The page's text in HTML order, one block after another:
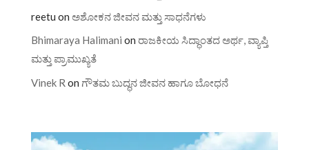
reetu on ಅಶೋಕನ ಜೀವನ ಮತ್ತು ಸಾಧನೆಗಳು
Bhimaraya Halimani on ರಾಜಕೀಯ ಸಿದ್ಧಾಂತದ ಅರ್ಥ, ವ್ಯಾಪ್ತಿ
ಮತ್ತು ಪ್ರಾಮುಖ್ಯತೆ
Vinek R on ಗೌತಮ ಬುದ್ಧನ ಜೀವನ ಹಾಗೂ ಬೋಧನೆ